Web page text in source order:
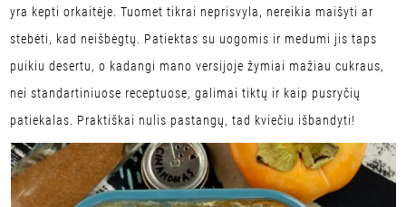
yra kepti orkaitėje. Tuomet tikrai neprisvyla, nereikia maišyti ar
stebėti, kad neišbėgtų. Patiektas su uogomis ir medumi jis taps
puikiu desertu, o kadangi mano versijoje žymiai mažiau cukraus,
nei standartiniuose receptuose, galimai tiktų ir kaip pusryčių
patiekalas. Praktiškai nulis pastangų, tad kviečiu išbandyti!